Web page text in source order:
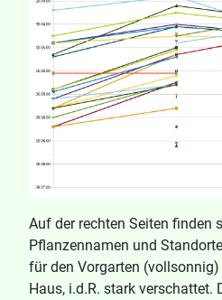
Auf der rechten Seiten finden
Pflanzennamen und
für den Vorgarten
Haus, i.d.R. stark verschattet.